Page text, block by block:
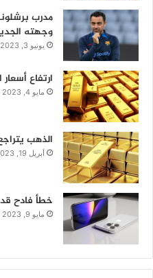
مدرب
وجهته
يونيو 3, 2023
ارتفاع
مايو 4, 2023
الذهب
أبريل 19, 2023
خطأ فادح قد
مايو 9, 2023